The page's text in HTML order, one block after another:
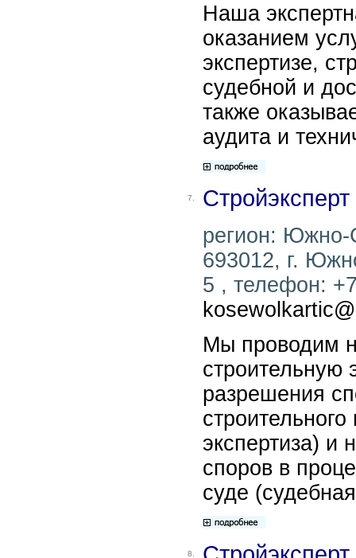
Наша
оказанием
экспертизе,
судебной и
также
аудита и
7.
регион: Южно-
693012, г.
5 , телефон:
Мы проводим
строительную
разрешения
экспертиза) и
споров в
суде
8.